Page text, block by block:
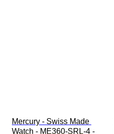
Mercury - Swiss Made
Watch - ME360-SRL-4 -